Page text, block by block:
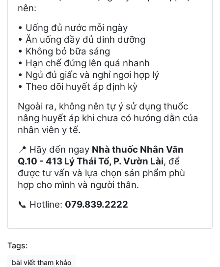
nên:
• Uống đủ nước mỗi ngày
• Ăn uống đầy đủ dinh dưỡng
• Không bỏ bữa sáng
• Hạn chế đứng lên quá nhanh
• Ngủ đủ giấc và nghỉ ngơi hợp lý
• Theo dõi huyết áp định kỳ
Ngoài ra, không nên tự ý sử dụng thuốc
nâng huyết áp khi chưa có hướng dẫn của
nhân viên y tế.
📍 Hãy đến ngay Nhà thuốc Nhân Văn
Q.10 - 413 Lý Thái Tổ, P. Vườn Lài, để
được tư vấn và lựa chọn sản phẩm phù
hợp cho mình và người thân.
📞 Hotline: 079.839.2222
Tags:
bài viết tham khảo